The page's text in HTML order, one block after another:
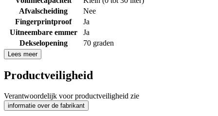
Afvalscheiding
Nee
Fingerprintproof
Ja
Uitneembare emmer
Ja
Dekselopening
70 graden
Lees meer
Productveiligheid
Verantwoordelijk voor productveiligheid zie
informatie over de fabrikant